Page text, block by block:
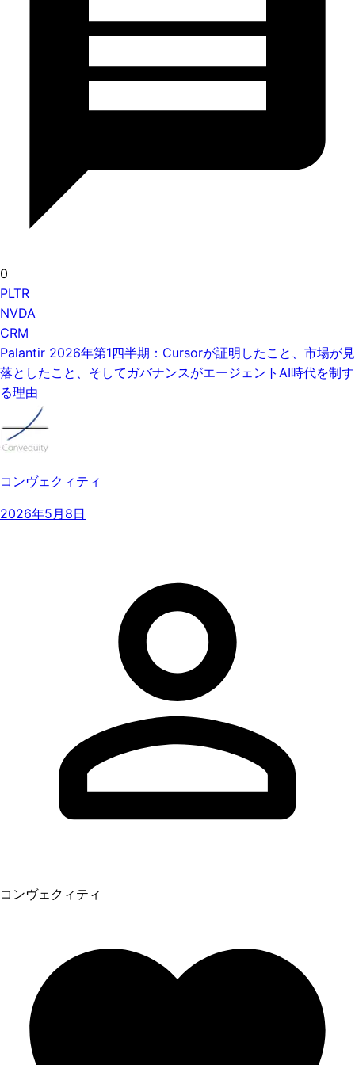
0
PLTR
NVDA
CRM
Palantir 2026年第1四半期：Cursorが証明したこと、市場が見
落としたこと、そしてガバナンスがエージェントAI時代を制す
る理由
コンヴェクィティ
2026年5月8日
コンヴェクィティ